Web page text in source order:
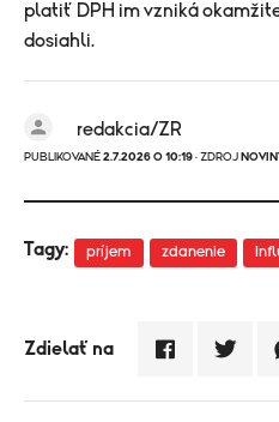
platiť DPH im vzniká
dosiahli.
redakcia/ZR
PUBLIKOVANÉ 2.7.2026 O 10:19 · ZDROJ
Tagy: príjem zdanenie
Zdielať na